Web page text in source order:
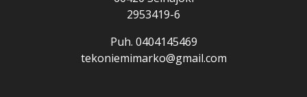
2953419-6
Puh. 0404145469
tekoniemimarko@gmail.com